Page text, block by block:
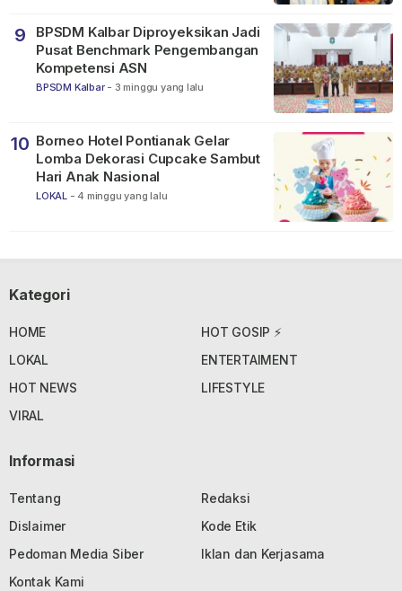
9
BPSDM Kalbar Diproyeksikan Jadi
Pusat Benchmark Pengembangan
Kompetensi ASN
BPSDM Kalbar - 3 minggu yang lalu
10 Borneo Hotel Pontianak Gelar
Lomba Dekorasi Cupcake Sambut
Hari Anak Nasional
LOKAL - 4 minggu yang lalu
Kategori
HOME
HOT GOSIP ⚡
LOKAL
ENTERTAIMENT
HOT NEWS
LIFESTYLE
VIRAL
Informasi
Tentang
Redaksi
Dislaimer
Kode Etik
Pedoman Media Siber
Iklan dan Kerjasama
Kontak Kami